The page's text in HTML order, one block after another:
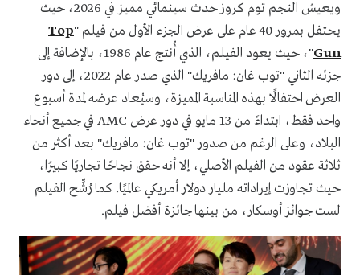
ويعيش النجم توم كروز حدث سينمائي مميز في 2026، حيث
يحتفل بمرور 40 عام على عرض الجزء الأول من فيلم "
Top
Gun
"، حيث يعود الفيلم، الذي أُنتج عام 1986، بالإضافة إلى
جزئه الثاني "توب غان: مافريك" الذي صدر عام 2022، إلى دور
العرض احتفالًا بهذه المناسبة المميزة، وسيُعاد عرضه لمدة أسبوع
واحد فقط، ابتداءً من 13 مايو في دور عرض AMC في جميع أنحاء
البلاد، وعلى الرغم من صدور "توب غان: مافريك" بعد أكثر من
ثلاثة عقود من الفيلم الأصلي، إلا أنه حقق نجاحًا تجاريًا كبيرًا،
حيث تجاوزت إيراداته مليار دولار أمريكي عالميًا. كما رُشِّح الفيلم
لست جوائز أوسكار، من بينها جائزة أفضل فيلم.